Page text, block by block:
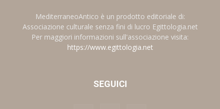
MediterraneoAntico è un prodotto editoriale di:
Associazione culturale senza fini di lucro Egittologia.net
Per maggiori informazioni sull'associazione visita:
https://www.egittologia.net
SEGUICI